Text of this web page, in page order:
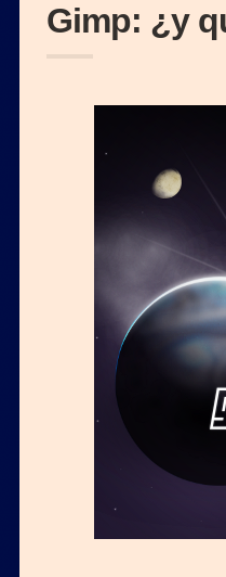
Gimp: ¿y